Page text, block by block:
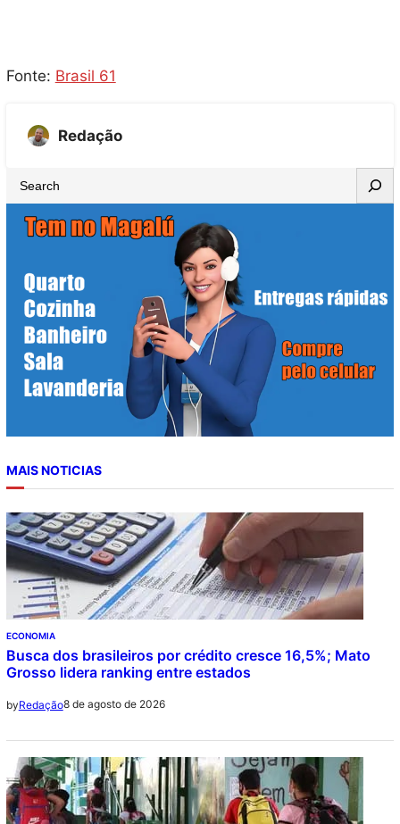
Fonte: Brasil 61
Redação
e
MAIS NOTICIAS
ECONOMIA
Busca dos brasileiros por crédito cresce 16,5%; Mato
Grosso lidera ranking entre estados
byRedação8 de agosto de 2026